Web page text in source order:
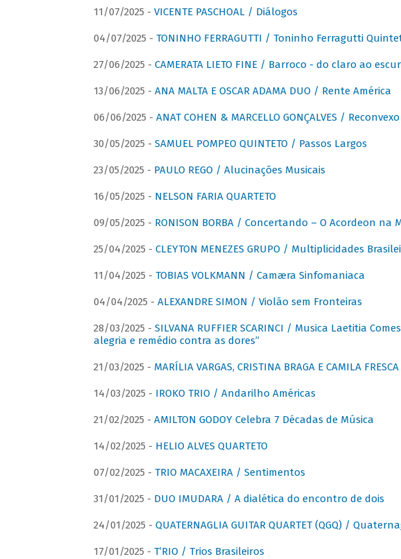
11/07/2025 - VICENTE PASCHOAL / Diálogos
04/07/2025 - TONINHO FERRAGUTTI / Toninho Ferragutti
27/06/2025 - CAMERATA LIETO FINE / Barroco - do claro ao
13/06/2025 - ANA MALTA E OSCAR ADAMA DUO / Rente América
06/06/2025 - ANAT COHEN & MARCELLO GONÇALVES / Reconvexo
30/05/2025 - SAMUEL POMPEO QUINTETO / Passos Largos
23/05/2025 - PAULO REGO / Alucinações Musicais
16/05/2025 - NELSON FARIA QUARTETO
09/05/2025 - RONISON BORBA / Concertando – O Acordeon na
25/04/2025 - CLEYTON MENEZES GRUPO / Multiplicidades
11/04/2025 - TOBIAS VOLKMANN / Camæra Sinfomaniaca
04/04/2025 - ALEXANDRE SIMON / Violão sem Fronteiras
28/03/2025 - SILVANA RUFFIER SCARINCI / Musica Laetitia
alegria e remédio contra as dores”
21/03/2025 - MARÍLIA VARGAS, CRISTINA BRAGA E CAMILA
14/03/2025 - IROKO TRIO / Andarilho Américas
21/02/2025 - AMILTON GODOY Celebra 7 Décadas de Música
14/02/2025 - HELIO ALVES QUARTETO
07/02/2025 - TRIO MACAXEIRA / Sentimentos
31/01/2025 - DUO IMUDARA / A dialética do encontro de dois
24/01/2025 - QUATERNAGLIA GUITAR QUARTET (QGQ) /
17/01/2025 - T’RIO / Trios Brasileiros